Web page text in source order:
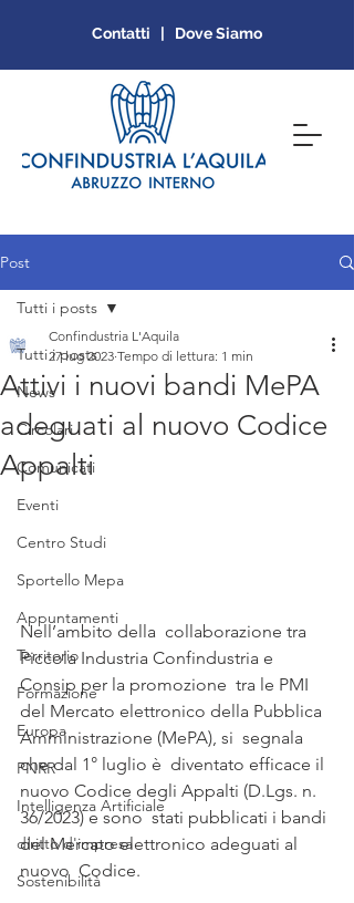
Contatti | Dove Siamo
Post
Tutti i posts
News
Circolari
Comunicati
Eventi
Centro Studi
Sportello Mepa
Appuntamenti
Territorio
Formazione
Europa
PNRR
Intelligenza Artificiale
diritto d'impresa
Sostenibilità
Tutti i posts
Attivi i nuovi bandi MePA
adeguati al nuovo Codice
Appalti
Confindustria L'Aquila
27 lug 2023 Tempo di lettura: 1 min
Nell’ambito della  collaborazione tra
Piccola Industria Confindustria e
Consip per la promozione  tra le PMI
del Mercato elettronico della Pubblica
Amministrazione (MePA), si  segnala
che dal 1° luglio è  diventato efficace il
nuovo Codice degli Appalti (D.Lgs. n.
36/2023) e sono  stati pubblicati i bandi
del Mercato elettronico adeguati al
nuovo  Codice.